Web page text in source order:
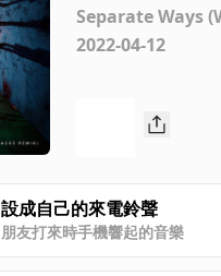
Separate Ways
2022-04-12
設成自己的來電鈴聲
朋友打來時手機響起的音樂